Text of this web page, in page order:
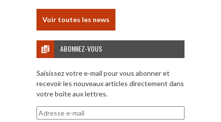
Voir toutes les news
ABONNEZ-VOUS
Saisissez votre e-mail pour vous abonner et
recevoir les nouveaux articles directement dans
votre boite aux lettres.
Adresse